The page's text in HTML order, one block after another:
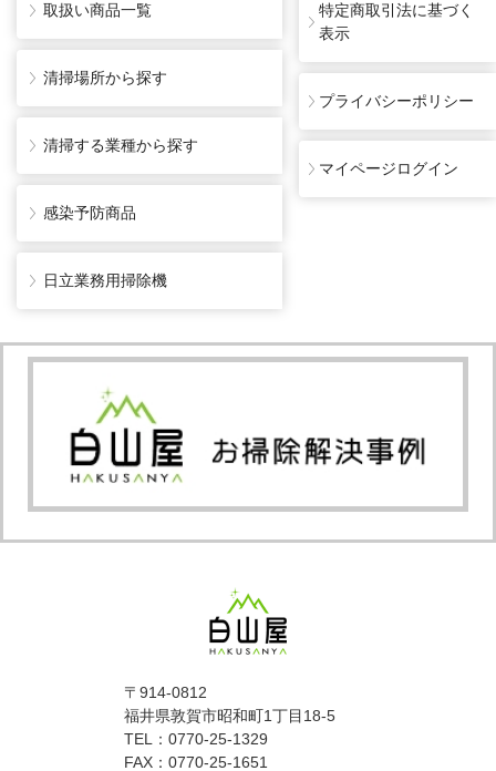
〒914-0812
福井県敦賀市昭和町1丁目18-5
TEL：0770-25-1329
FAX：0770-25-1651
取扱い商品一覧
清掃場所から探す
清掃する業種から探す
感染予防商品
日立業務用掃除機
特定商取引法に基づく
表示
プライバシーポリシー
マイページログイン